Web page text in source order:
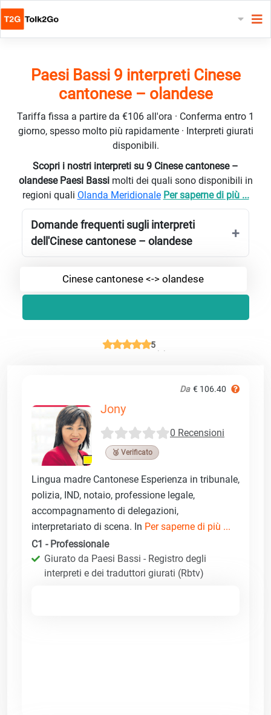
Paesi Bassi 9 interpreti Cinese
cantonese – olandese
Tariffa fissa a partire da €106 all'ora · Conferma entro 1
giorno, spesso molto più rapidamente · Interpreti giurati
disponibili.
Scopri i nostri interpreti su 9 Cinese cantonese –
olandese Paesi Bassi molti dei quali sono disponibili in
regioni quali Olanda Meridionale Per saperne di più ...
Domande frequenti sugli interpreti
dell'Cinese cantonese – olandese
Cinese cantonese <-> olandese
5
Da € 106.40
Jony
0 Recensioni
🥉 Verificato
Lingua madre Cantonese Esperienza in tribunale,
polizia, IND, notaio, professione legale,
accompagnamento di delegazioni,
interpretariato di scena. In Per saperne di più ...
C1 - Professionale
Giurato da Paesi Bassi - Registro degli
interpreti e dei traduttori giurati (Rbtv)